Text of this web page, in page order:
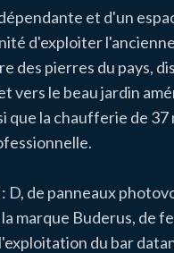
et d'un
d'exploiter
des pierres du pays,
vers le beau jardin
la chaufferie de 37
D, de panneaux
marque Buderus, de
du bar